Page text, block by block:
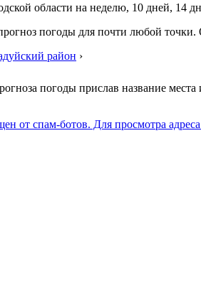
области на неделю, 10 дней, 14
погоды для почти любой
район ›
погоды прислав название места
от спам-ботов. Для просмотра